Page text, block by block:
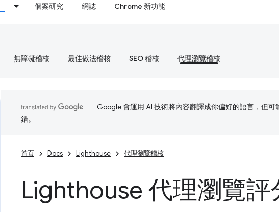
個案研究 網誌 Chrome 新功能
無障礙稽核 最佳做法稽核 SEO 稽核 代理瀏覽稽核
Google 會運用 AI 技術將內容翻譯成你偏好的語言，但可
錯。
首頁 Docs Lighthouse 代理瀏覽稽核
Lighthouse 代理瀏覽評